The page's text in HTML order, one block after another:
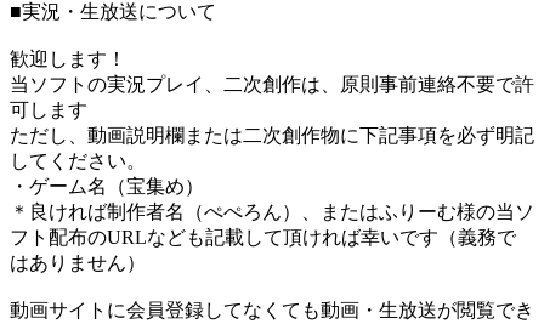
■実況・生放送について
歓迎します！
当ソフトの実況プレイ、二次創作は、原則事前連絡不要で許
可します
ただし、動画説明欄または二次創作物に下記事項を必ず明記
してください。
・ゲーム名（宝集め）
＊良ければ制作者名（ぺぺろん）、またはふりーむ様の当ソ
フト配布のURLなども記載して頂ければ幸いです（義務で
はありません）
動画サイトに会員登録してなくても動画・生放送が閲覧でき